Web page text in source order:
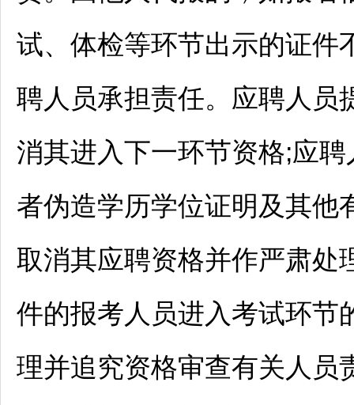
试、体检等环节出示的证件
聘人员承担责任。应聘人员
消其进入下一环节资格;应
者伪造学历学位证明及其他
取消其应聘资格并作严肃处
件的报考人员进入考试环节
理并追究资格审查有关人员